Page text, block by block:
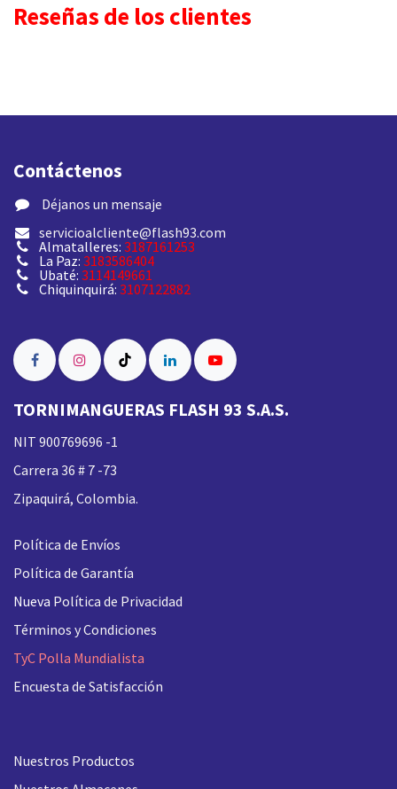
Reseñas de los clientes
Contáctenos
​ Déjanos un mensaje
servicioalcliente@flash93.com
Almatalleres: 3187161253
La Paz: 3183586404
Ubaté: 3114149661
Chiquinquirá: 3107122882
TORNIMANGUERAS FLASH 93 S.A.S.
NIT 900769696 -1
Carrera 36 # 7 -73
Zipaquirá, Colombia.
Política de Envíos
Política de Garantía
Nueva Política de Privacidad
Términos y Condiciones
TyC Polla Mundialista
Encuesta de Satisfacción
Nuestros Productos